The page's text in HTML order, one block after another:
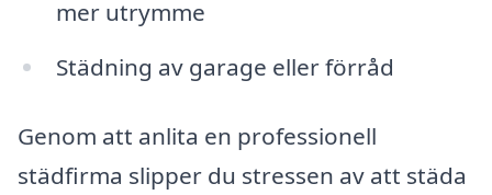
mer utrymme
Städning av garage eller förråd
Genom att anlita en professionell
städfirma slipper du stressen av att städa